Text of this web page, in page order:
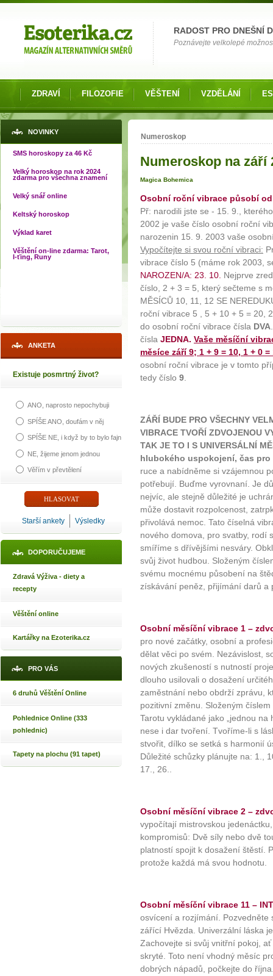
RADOST PRO DNEŠNÍ
Poznávejte velkolepé
ZDRAVÍ FILOZOFIE VĚŠTENÍ VZDĚLÁNÍ
NOVINKY
SMS horoskopy za 46 Kč
Velký horoskop na rok 2024
zdarma pro všechna znamení
Velký snář online
Keltský horoskop
Výklad karet
Věštění on-line zdarma: Tarot,
I-ťing, Runy
ANKETA
Existuje posmrtný život?
ANO, naprosto nepochybuji
SPÍŠE ANO, doufám v něj
SPÍŠE NE, i když by to bylo fajn
NE, žijeme jenom jednou
Věřím v převtělení
Starší ankety Výsledky
DOPORUČUJEME
Zdravá Výživa - diety a
recepty
Věštění online
Kartářky na Ezoterika.cz
PRO VÁS
6 druhů Věštění Online
Pohlednice Online (333
pohlednic)
Tapety na plochu (91 tapet)
Jste zde
Numeroskop
Numeroskop na září
Magica Bohemica
Osobní roční vibrace působí
Př: narodili jste se - 15. 9.,
2002 je vaše číslo osobní roční
narozenin 15. 9. 2003 vaše
Vypočítejte si svou roční vibraci:
vibrace číslo 5 (máme rok 2003,
NAROZEN/A: 23. 10. Nejprve
číslo, 2 + 3 = 5, který sečteme s
MĚSÍCŮ 10, 11, 12 SE
roční vibrace 5 , 5 + 10 + 5 = 20,
do osobní roční vibrace čísla DVA
čísla JEDNA. Vaše měsíční
měsíce září 9; 1 + 9 = 10, 1 + 0 =
osobní roční vibrace je v tomto
tedy číslo 9
ZÁŘÍ BUDE PRO VŠECHNY
VIBRACE TVOŘÍ ZDVOJENOU
TAK JE TO I S UNIVERSÁLNÍ
hlubokého uspokojení, čas
ruce a nabídněme si vzájemnou
potřebují. Buďme vyrovnaní. Je
nejvíc, ale stejně důležité je
může dostavit rozpolcenost,
přivolává nemoc. Tato číselná
nového domova, pro svatby, rodí
smíříme s dřívějšími nesváry.
svůj život hudbou. Složeným
svému mocnému působení na
získávání peněz, přijímání darů a
Osobní měsíční vibrace 1 –
pro nové začátky, osobní a
dělat věci po svém. Nezávislost,
nových zkušeností s nutností
dlouho usilovali o dosažení
zaměstnání nebo obdrží zprávu,
pozitivní změnu. Složeným
Tarotu vykládané jako „jednou
nese i dar tvoření. Tvoříme-li s
stvořit, dílko se setká s harmonií
Důležité schůzky plánujte na: 1.,
17., 26..
Osobní měsíční vibrace 2 –
vypočítají mistrovskou
kompromisů: Dvě síly nebo dvě
platností spojit k dosažení štěstí.
protože každá má svou hodnotu.
Osobní měsíční vibrace 11 –
osvícení a rozjímání. Pozvedněte
zářící Hvězda. Univerzální láska
Zachovejte si svůj vnitřní pokoj,
skryté. Toto není vhodný měsíc
dobrých nápadů, počkejte do